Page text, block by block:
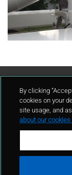
By clicking
cookies on your
site usage, and
about our